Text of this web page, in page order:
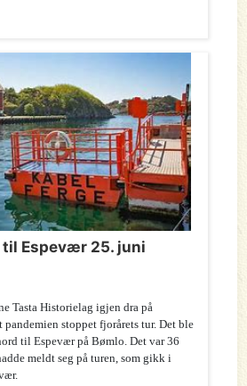
Espevær 25. juni
Tasta Historielag igjen dra på
pandemien stoppet fjorårets tur. Det ble
til Espevær på Bømlo. Det var 36
meldt seg på turen, som gikk i